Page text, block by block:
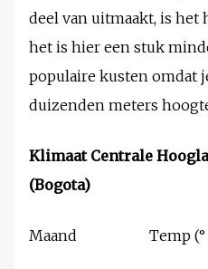
deel van uitmaakt, is het
het is hier een stuk
populaire kusten omdat
duizenden meters
Klimaat Centrale
(Bogota)
Maand Temp (°